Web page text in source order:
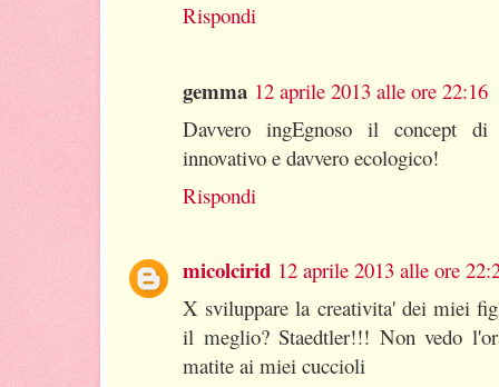
Rispondi
gemma 12 aprile 2013 alle ore 22:16
Davvero ingEgnoso il concept
innovativo e davvero ecologico!
Rispondi
micolcirid 12 aprile 2013 alle ore
X sviluppare la creativita' dei miei
il meglio? Staedtler!!! Non vedo
matite ai miei cuccioli